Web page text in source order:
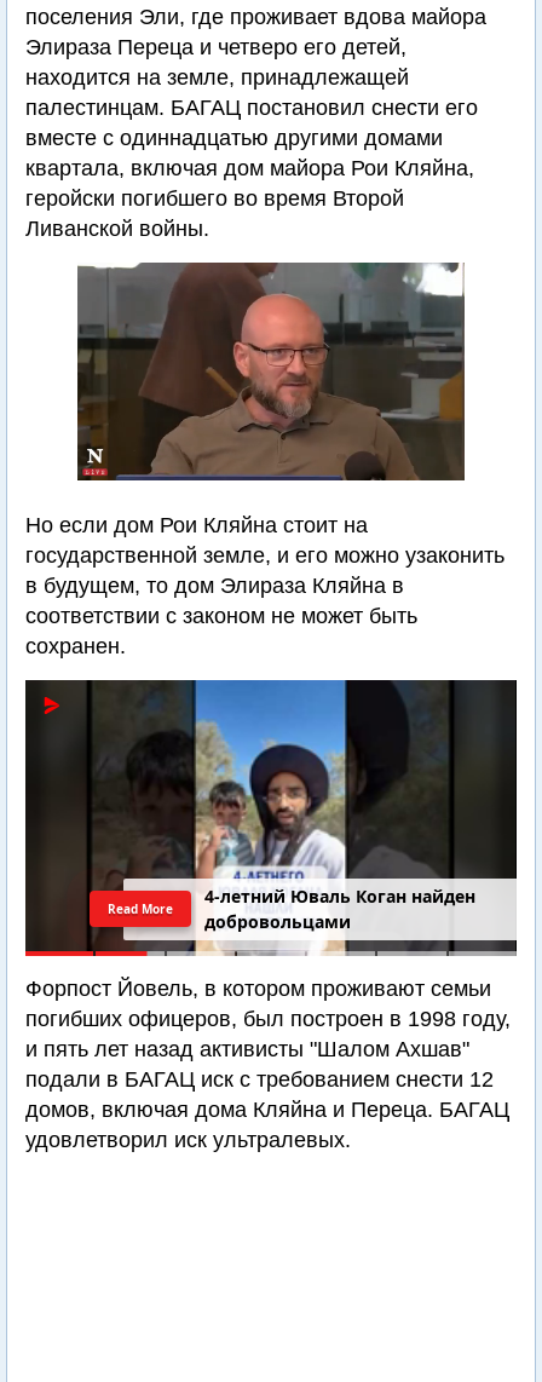
поселения Эли, где проживает вдова майора
Элираза Переца и четверо его детей,
находится на земле, принадлежащей
палестинцам. БАГАЦ постановил снести его
вместе с одиннадцатью другими домами
квартала, включая дом майора Рои Кляйна,
геройски погибшего во время Второй
Ливанской войны.
Но если дом Рои Кляйна стоит на
государственной земле, и его можно узаконить
в будущем, то дом Элираза Кляйна в
соответствии с законом не может быть
сохранен.
4-летний Юваль Коган найден
добровольцами
Read More
Форпост Йовель, в котором проживают семьи
погибших офицеров, был построен в 1998 году,
и пять лет назад активисты "Шалом Ахшав"
подали в БАГАЦ иск с требованием снести 12
домов, включая дома Кляйна и Переца. БАГАЦ
удовлетворил иск ультралевых.